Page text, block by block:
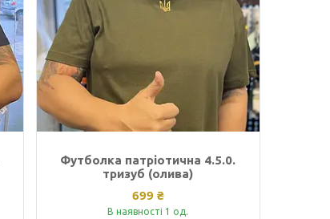
Футболка патріотична 4.5.0.
тризуб (олива)
699 ₴
В наявності 1 од.